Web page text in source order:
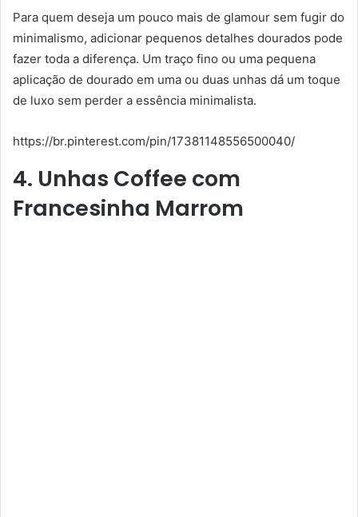
Para quem deseja um pouco mais de glamour sem fugir do
minimalismo, adicionar pequenos detalhes dourados pode
fazer toda a diferença. Um traço fino ou uma pequena
aplicação de dourado em uma ou duas unhas dá um toque
de luxo sem perder a essência minimalista.
https://br.pinterest.com/pin/17381148556500040/
4. Unhas Coffee com
Francesinha Marrom